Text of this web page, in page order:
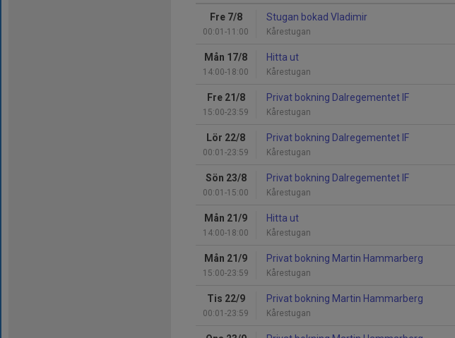
Fre 7/8
00:01-11:00
Stugan bokad Vladimir
Kårestugan
Mån 17/8
14:00-18:00
Hitta ut
Kårestugan
Fre 21/8
15:00-23:59
Privat bokning Dalregementet IF
Kårestugan
Lör 22/8
00:01-23:59
Privat bokning Dalregementet IF
Kårestugan
Sön 23/8
00:01-15:00
Privat bokning Dalregementet IF
Kårestugan
Mån 21/9
14:00-18:00
Hitta ut
Kårestugan
Mån 21/9
15:00-23:59
Privat bokning Martin Hammarberg
Kårestugan
Tis 22/9
00:01-23:59
Privat bokning Martin Hammarberg
Kårestugan